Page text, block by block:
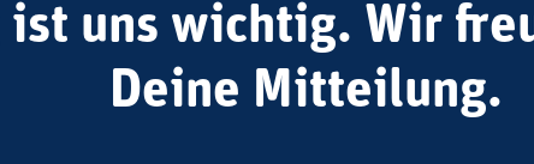
uns wichtig. Wir
Deine Mitteilung.